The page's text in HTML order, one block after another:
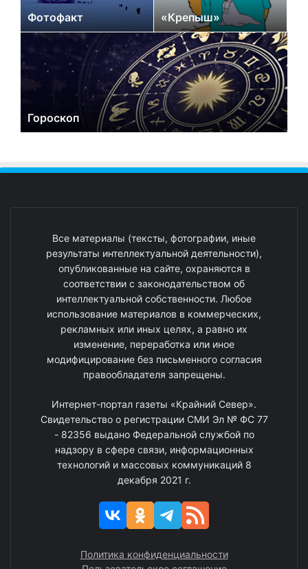
Фотофакт «Крепыш»
Гороскоп
Все материалы (тексты, фотографии, иные
результаты интеллектуальной деятельности),
опубликованные на сайте, охраняются в
соответствии с законодательством об
интеллектуальной собственности. Любое
использование материалов в коммерческих,
рекламных или иных целях, а равно их
изменение, переработка или иное
модифицирование без письменного согласия
правообладателя запрещены.
Интернет-портал газеты «Крайний Север».
Свидетельство о регистрации СМИ Эл № ФС 77
- 82356 выдано Федеральной службой по
надзору в сфере связи, информационных
технологий и массовых коммуникаций 8
декабря 2021 г.
Политика конфиденциальности